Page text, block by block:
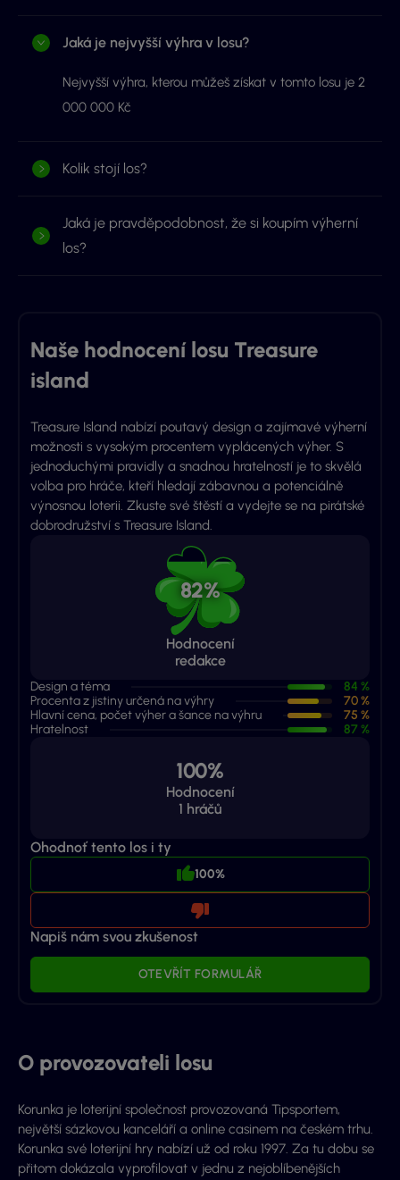
Jaká je nejvyšší výhra v losu?
Nejvyšší výhra, kterou můžeš získat v tomto losu je 2
000 000 Kč
Kolik stojí los?
Jaká je pravděpodobnost, že si koupím výherní
los?
Naše hodnocení losu Treasure
island
Treasure Island nabízí poutavý design a zajímavé výherní
možnosti s vysokým procentem vyplácených výher. S
jednoduchými pravidly a snadnou hratelností je to skvělá
volba pro hráče, kteří hledají zábavnou a potenciálně
výnosnou loterii. Zkuste své štěstí a vydejte se na pirátské
dobrodružství s Treasure Island.
82%
Hodnocení
redakce
Design a téma
84 %
Procenta z jistiny určená na výhry
70 %
Hlavní cena, počet výher a šance na výhru
75 %
Hratelnost
87 %
100%
Hodnocení
1 hráčů
Ohodnoť tento los i ty
100%
Napiš nám svou zkušenost
OTEVŘÍT FORMULÁŘ
O provozovateli losu
Korunka je loterijní společnost provozovaná Tipsportem,
největší sázkovou kanceláří a online casinem na českém trhu.
Korunka své loterijní hry nabízí už od roku 1997. Za tu dobu se
přitom dokázala vyprofilovat v jednu z nejoblíbenějších